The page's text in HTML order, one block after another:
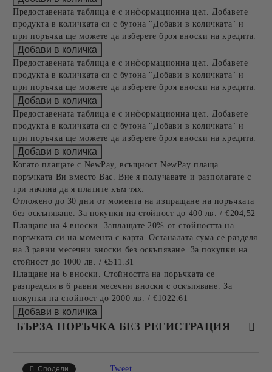
Предоставената таблица е с информационна цел. Добавете
продукта в количката си с бутона "Добави в количката" и
при поръчка ще можете да изберете броя вноски на кредита.
Предоставената таблица е с информационна цел. Добавете
продукта в количката си с бутона "Добави в количката" и
при поръчка ще можете да изберете броя вноски на кредита.
Предоставената таблица е с информационна цел. Добавете
продукта в количката си с бутона "Добави в количката" и
при поръчка ще можете да изберете броя вноски на кредита.
Когато плащате с NewPay, всъщност NewPay плаща
поръчката Ви вместо Вас. Вие я получавате и разполагате с
три начина да я платите към тях:
Отложено до 30 дни от момента на изпращане на поръчката
без оскъпяване. За покупки на стойност до 400 лв. / €204,52
Плащане на 4 вноски. Заплащате 20% от стойността на
поръчката си на момента с карта. Останалата сума се разделя
на 3 равни месечни вноски без оскъпяване. За покупки на
стойност до 1000 лв. / €511.31
Плащане на 6 вноски. Стойността на поръчката се
разпределя в 6 равни месечни вноски с оскъпяване. За
покупки на стойност до 2000 лв. / €1022.61
БЪРЗА ПОРЪЧКА БЕЗ РЕГИСТРАЦИЯ
Сподели
Tweet